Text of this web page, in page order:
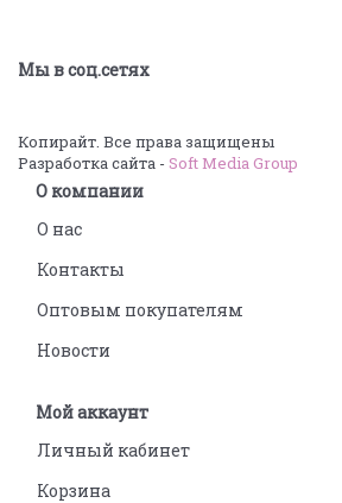
Мы в соц.сетях
Копирайт. Все права защищены
Разработка сайта - Soft Media Group
О компании
О нас
Контакты
Оптовым покупателям
Новости
Мой аккаунт
Личный кабинет
Корзина